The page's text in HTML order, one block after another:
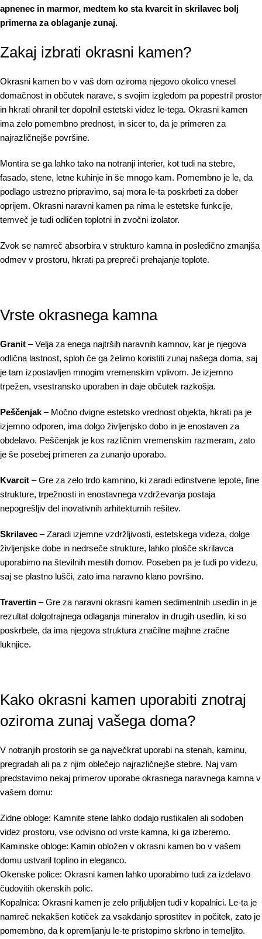
apnenec in marmor, medtem ko sta kvarcit in skrilavec bolj
primerna za oblaganje zunaj.
Zakaj izbrati okrasni kamen?
Okrasni kamen bo v vaš dom oziroma njegovo okolico vnesel
domačnost in občutek narave, s svojim izgledom pa popestril prostor
in hkrati ohranil ter dopolnil estetski videz le-tega. Okrasni kamen
ima zelo pomembno prednost, in sicer to, da je primeren za
najrazličnejše površine.
Montira se ga lahko tako na notranji interier, kot tudi na stebre,
fasado, stene, letne kuhinje in še mnogo kam. Pomembno je le, da
podlago ustrezno pripravimo, saj mora le-ta poskrbeti za dober
oprijem. Okrasni naravni kamen pa nima le estetske funkcije,
temveč je tudi odličen toplotni in zvočni izolator.
Zvok se namreč absorbira v strukturo kamna in posledično zmanjša
odmev v prostoru, hkrati pa prepreči prehajanje toplote.
Vrste okrasnega kamna
Granit – Velja za enega najtrših naravnih kamnov, kar je njegova
odlična lastnost, sploh če ga želimo koristiti zunaj našega doma, saj
je tam izpostavljen mnogim vremenskim vplivom. Je izjemno
trpežen, vsestransko uporaben in daje občutek razkošja.
Peščenjak – Močno dvigne estetsko vrednost objekta, hkrati pa je
izjemno odporen, ima dolgo življenjsko dobo in je enostaven za
obdelavo. Peščenjak je kos različnim vremenskim razmeram, zato
je še posebej primeren za zunanjo uporabo.
Kvarcit – Gre za zelo trdo kamnino, ki zaradi edinstvene lepote, fine
strukture, trpežnosti in enostavnega vzdrževanja postaja
nepogrešljiv del inovativnih arhitekturnih rešitev.
Skrilavec – Zaradi izjemne vzdržljivosti, estetskega videza, dolge
življenjske dobe in nedrseče strukture, lahko plošče skrilavca
uporabimo na številnih mestih domov. Poseben pa je tudi po videzu,
saj se plastno lušči, zato ima naravno klano površino.
Travertin – Gre za naravni okrasni kamen sedimentnih usedlin in je
rezultat dolgotrajnega odlaganja mineralov in drugih usedlin, ki so
poskrbele, da ima njegova struktura značilne majhne zračne
luknjice.
Kako okrasni kamen uporabiti znotraj
oziroma zunaj vašega doma?
V notranjih prostorih se ga največkrat uporabi na stenah, kaminu,
pregradah ali pa z njim oblečejo najrazličnejše stebre. Naj vam
predstavimo nekaj primerov uporabe okrasnega naravnega kamna v
vašem domu:
Zidne obloge: Kamnite stene lahko dodajo rustikalen ali sodoben
videz prostoru, vse odvisno od vrste kamna, ki ga izberemo.
Kaminske obloge: Kamin obložen v okrasni kamen bo v vašem
domu ustvaril toplino in eleganco.
Okenske police: Okrasni kamen lahko uporabimo tudi za izdelavo
čudovitih okenskih polic.
Kopalnica: Okrasni kamen je zelo priljubljen tudi v kopalnici. Le-ta je
namreč nekakšen kotiček za vsakdanjo sprostitev in počitek, zato je
pomembno, da k opremljanju le-te pristopimo skrbno in temeljito.